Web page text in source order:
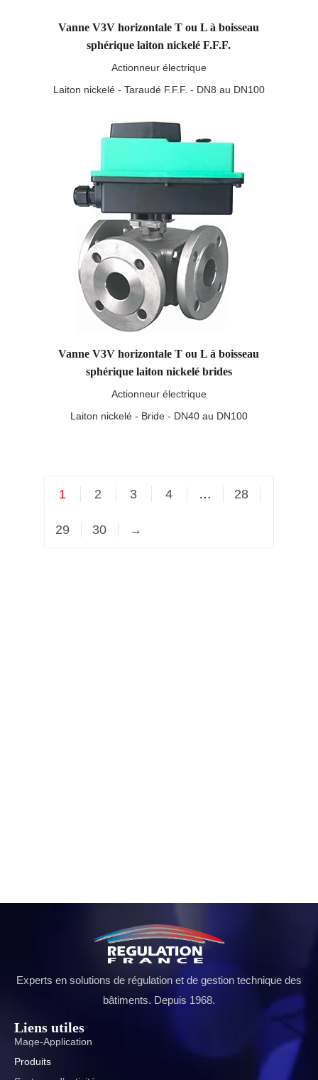
Vanne V3V horizontale T ou L à boisseau
sphérique laiton nickelé F.F.F.
Actionneur électrique
Laiton nickelé - Taraudé F.F.F. - DN8 au DN100
Vanne V3V horizontale T ou L à boisseau
sphérique laiton nickelé brides
Actionneur électrique
Laiton nickelé - Bride - DN40 au DN100
1 2 3 4 … 28
29 30 →
Experts en solutions de régulation et de gestion technique des
bâtiments. Depuis 1968.
Liens utiles
Mage-Application
Produits